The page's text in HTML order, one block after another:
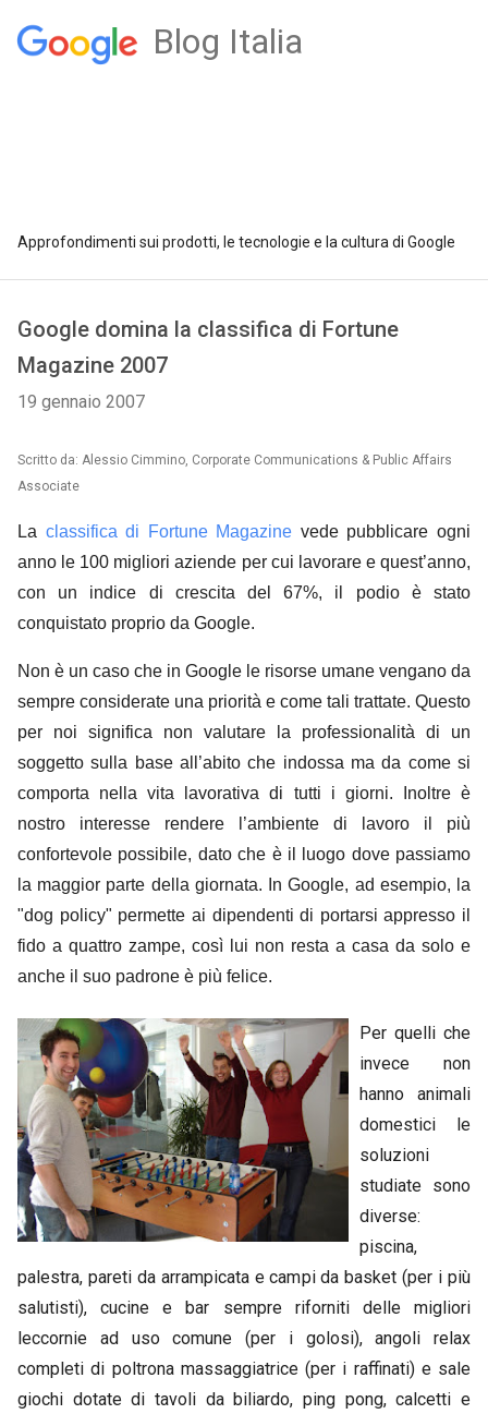
Blog Italia
Approfondimenti sui prodotti, le tecnologie e la cultura di Google
Google domina la classifica di Fortune
Magazine 2007
19 gennaio 2007
Scritto da: Alessio Cimmino, Corporate Communications & Public Affairs
Associate
La classificadi Fortune Magazine vede pubblicare ogni
anno le 100 migliori aziende per cui lavorare e quest’anno,
con un indice di crescita del 67%, il podio è stato
conquistato proprio da Google.
Non è un caso che in Google le risorse umane vengano da
sempre considerate una priorità e come tali trattate. Questo
per noi significa non valutare la professionalità di un
soggetto sulla base all’abito che indossa ma da come si
comporta nella vita lavorativadi tutti i giorni. Inoltre è
nostro interesse rendere l’ambiente di lavoro il più
confortevole possibile, dato che è il luogo dove passiamo
la maggior parte della giornata. In Google, ad esempio, la
"dog policy" permette ai dipendentidi portarsi appresso il
fido a quattro zampe, così lui non resta a casa da solo e
anche il suo padrone è più felice.
Per quelli che
invece non
hanno animali
domestici le
soluzioni
studiate sono
diverse:
piscina,
palestra, pareti da arrampicata e campi da basket(per i più
salutisti), cucine e bar sempre riforniti delle migliori
leccornie ad uso comune (per i golosi), angoli relax
completidi poltrona massaggiatrice (per i raffinati) e sale
giochi dotatedi tavoli da biliardo,ping pong,calcetti e